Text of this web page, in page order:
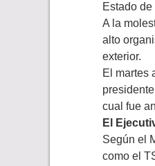
Estado
A la
alto
exterior.
El martes
cual fue
El
Según el
como el